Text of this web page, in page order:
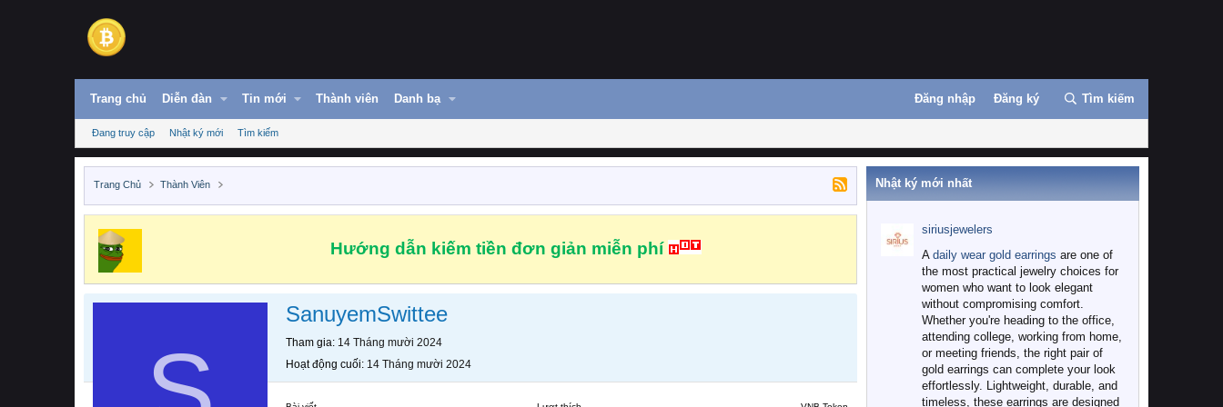
Trang chủ Diễn đàn Tin mới Thành viên Danh bạ Đăng nhập Đăng ký Tìm kiếm
Đang truy cập Nhật ký mới Tìm kiếm
Trang Chủ Thành Viên
Hướng dẫn kiếm tiền đơn giản miễn phí
SanuyemSwittee
Tham gia 14 Tháng mười 2024
Hoạt động cuối 14 Tháng mười 2024
Nhật ký mới nhất
siriusjewelers
A daily wear gold earrings are one of
the most practical jewelry choices for
women who want to look elegant
without compromising comfort.
Whether you're heading to the office,
attending college, working from home,
or meeting friends, the right pair of
gold earrings can complete your look
effortlessly. Lightweight, durable, and
timeless, these earrings are designed